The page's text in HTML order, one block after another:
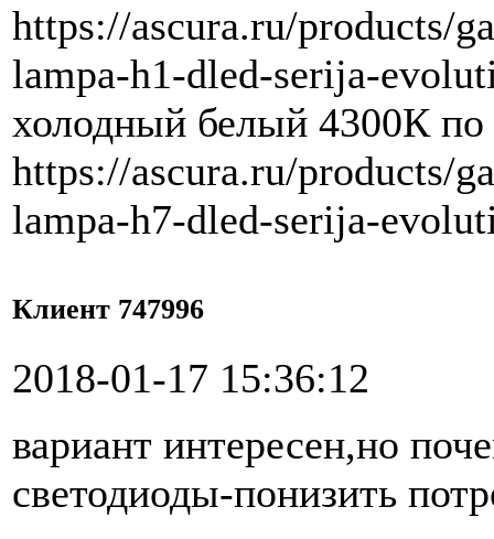
https://ascura.ru/products/
lampa-h1-dled-serija-
холодный белый 4300К
https://ascura.ru/products/
lampa-h7-dled-serija-
Клиент 747996
2018-01-17 15:36:12
вариант интересен,но
светодиоды-понизить